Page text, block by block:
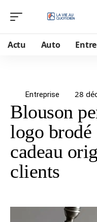
Actu Auto
Entreprise 28
Blouson
logo brodé
cadeau
clients